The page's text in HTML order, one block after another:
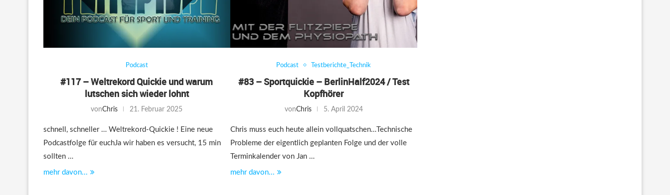
Podcast
#117 – Weltrekord Quickie und warum
lutschen sich wieder lohnt
vonChris 21. Februar 2025
schnell, schneller … Weltrekord-Quickie ! Eine neue
Podcastfolge für euchJa wir haben es versucht, 15 min
sollten …
mehr davon...
Podcast Testberichte_Technik
#83 – Sportquickie – BerlinHalf2024 / Test
Kopfhörer
vonChris 5. April 2024
Chris muss euch heute allein vollquatschen…Technische
Probleme der eigentlich geplanten Folge und der volle
Terminkalender von Jan …
mehr davon...